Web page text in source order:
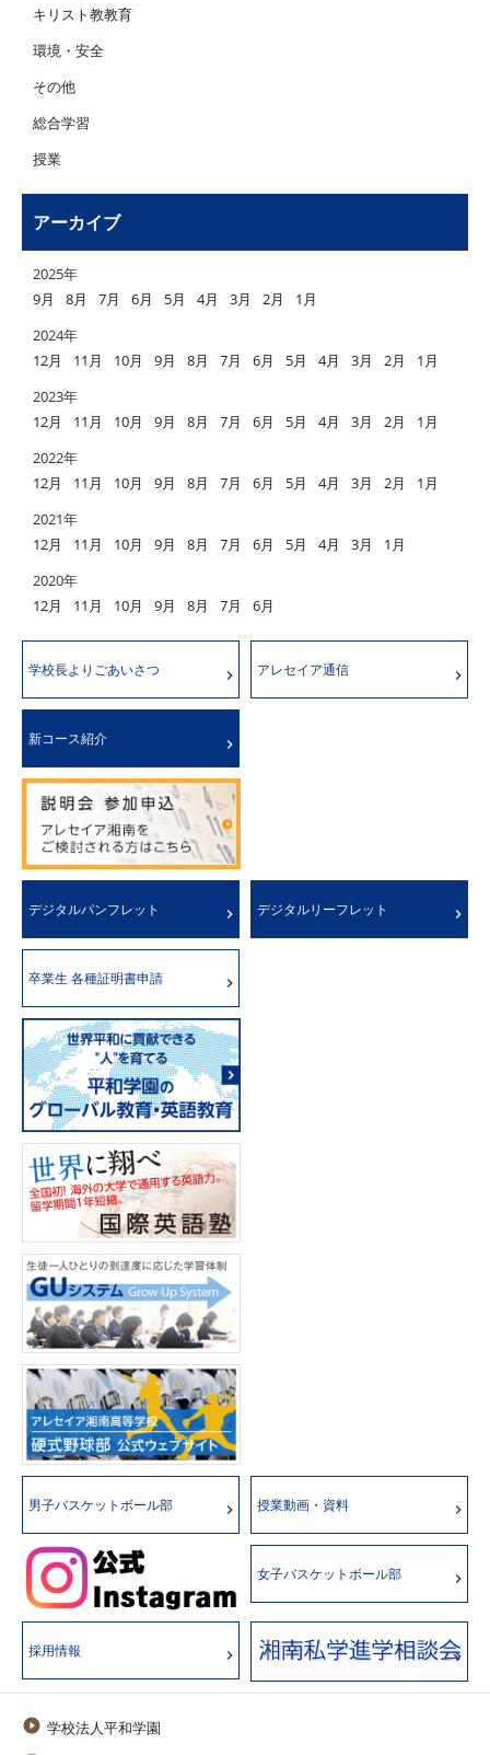
キリスト教教育
環境・安全
その他
総合学習
授業
アーカイブ
2025年
9月
8月 7月 6月 5月 4月 3月 2月
1月
2024年
12月
11月 10月 9月 8月 7月 6月 5月 4月 3月 2月
1月
2023年
12月
11月 10月 9月 8月 7月 6月 5月 4月 3月 2月
1月
2022年
12月
11月 10月 9月 8月 7月 6月 5月 4月 3月 2月
1月
2021年
12月
11月 10月 9月 8月 7月 6月 5月 4月 3月
1月
2020年
12月
11月 10月 9月 8月 7月 6月
学校長よりごあいさつ アレセイア通信
新コース紹介
デジタルパンフレット デジタルリーフレット
卒業生 各種証明書申請
授業動画・資料
男子バスケットボール部
女子バスケットボール部
採用情報
 学校法人平和学園